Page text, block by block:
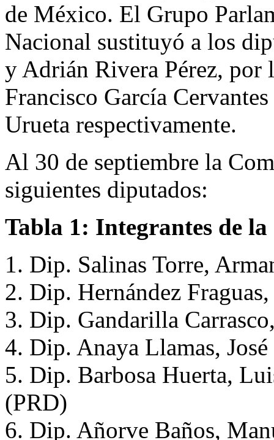
de México. El Grupo
Nacional sustituyó a los
y Adrián Rivera Pérez, por
Francisco García
Urueta respectivamente.
Al 30 de septiembre la
siguientes diputados:
Tabla 1: Integrantes de
1. Dip. Salinas Torre,
2. Dip. Hernández
3. Dip. Gandarilla
4. Dip. Anaya Llamas,
5. Dip. Barbosa Huerta,
(PRD)
6. Dip. Añorve Baños,